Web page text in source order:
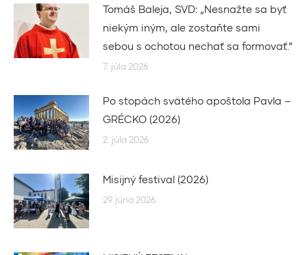
Tomáš Baleja, SVD: „Nesnažte sa byť
niekým iným, ale zostaňte sami
sebou s ochotou nechať sa formovať.“
7. júla 2026
Po stopách svätého apoštola Pavla –
GRÉCKO (2026)
2. júla 2026
Misijný festival (2026)
29. júna 2026